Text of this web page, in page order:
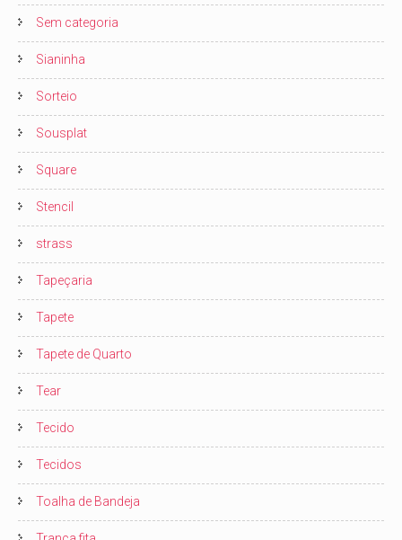
Sem categoria
Sianinha
Sorteio
Sousplat
Square
Stencil
strass
Tapeçaria
Tapete
Tapete de Quarto
Tear
Tecido
Tecidos
Toalha de Bandeja